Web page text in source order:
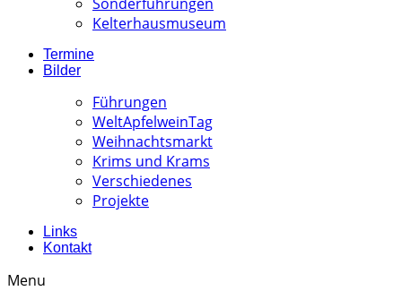
Kelterhausmuseum
Termine
Bilder
Führungen
WeltApfelweinTag
Weihnachtsmarkt
Krims und Krams
Verschiedenes
Projekte
Links
Kontakt
Menu